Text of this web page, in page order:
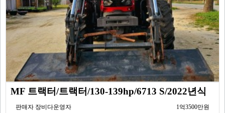
MF 트랙터/트랙터/130-139hp/6713 S/2022년식
판매자 장비다운영자 1억3500만원